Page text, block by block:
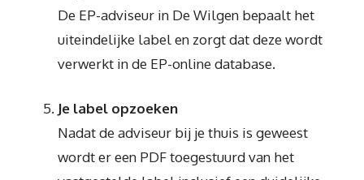
De EP-adviseur in De Wilgen bepaalt het
uiteindelijke label en zorgt dat deze wordt
verwerkt in de EP-online database.
Je label opzoeken
Nadat de adviseur bij je thuis is geweest
wordt er een PDF toegestuurd van het